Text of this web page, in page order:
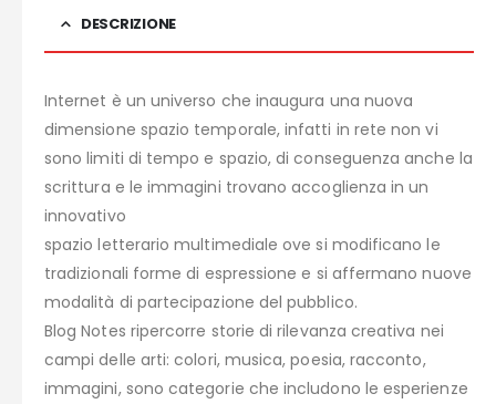
DESCRIZIONE
Internet è un universo che inaugura una nuova
dimensione spazio temporale, infatti in rete non vi
sono limiti di tempo e spazio, di conseguenza anche la
scrittura e le immagini trovano accoglienza in un
innovativo
spazio letterario multimediale ove si modificano le
tradizionali forme di espressione e si affermano nuove
modalità di partecipazione del pubblico.
Blog Notes ripercorre storie di rilevanza creativa nei
campi delle arti: colori, musica, poesia, racconto,
immagini, sono categorie che includono le esperienze